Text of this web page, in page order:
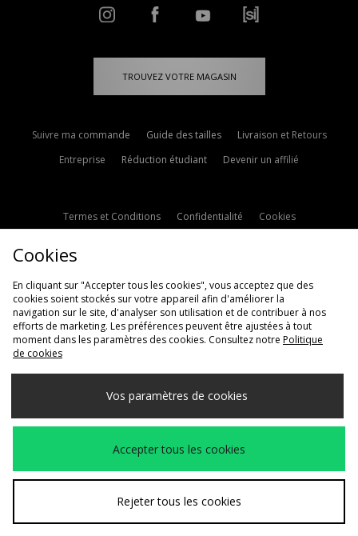
TROUVEZ VOTRE MAGASIN
Suivre ma commande Guide des tailles
Livraison et Retours
Entreprise
Réduction étudiant Devenir un affilié
Termes et Conditions Confidentialité
Cookies
Politique d'avis en ligne
Livraison Vers
France
Nous acceptons les méthodes de paiement suivantes
Voir le site internet de l'entreprisewww.jdplc.com
Cookies
En cliquant sur "Accepter tous les cookies", vous acceptez que des
cookies soient stockés sur votre appareil afin d'améliorer la
navigation sur le site, d'analyser son utilisation et de contribuer à nos
efforts de marketing. Les préférences peuvent être ajustées à tout
moment dans les paramètres des cookies. Consultez notre Politique
de cookies
Vos paramètres de cookies
Accepter tous les cookies
Rejeter tous les cookies